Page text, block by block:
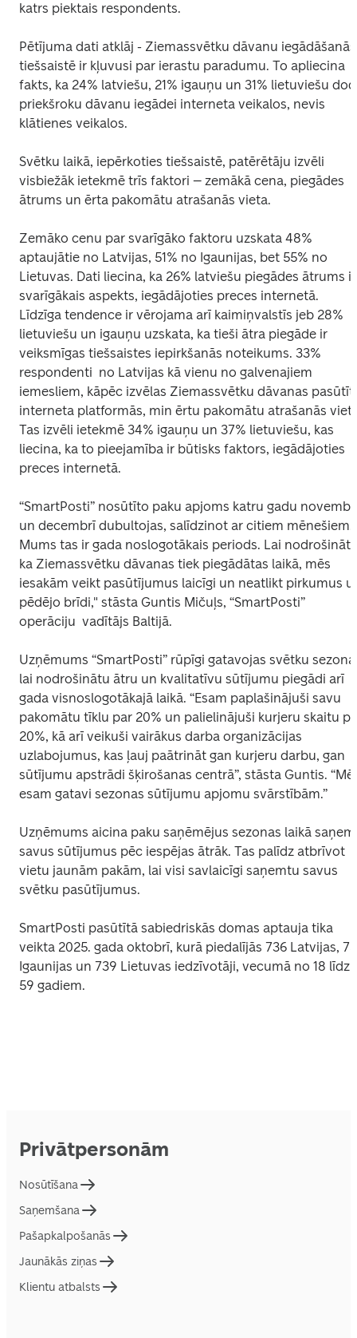
katrs piektais respondents.
Pētījuma dati atklāj - Ziemassvētku dāvanu iegādāšanās
tiešsaistē ir kļuvusi par ierastu paradumu. To apliecina
fakts, ka 24% latviešu, 21% igauņu un 31% lietuviešu dod
priekšroku dāvanu iegādei interneta veikalos, nevis
klātienes veikalos.
Svētku laikā, iepērkoties tiešsaistē, patērētāju izvēli
visbiežāk ietekmē trīs faktori – zemākā cena, piegādes
ātrums un ērta pakomātu atrašanās vieta.
Zemāko cenu par svarīgāko faktoru uzskata 48%
aptaujātie no Latvijas, 51% no Igaunijas, bet 55% no
Lietuvas. Dati liecina, ka 26% latviešu piegādes ātrums ir
svarīgākais aspekts, iegādājoties preces internetā.
Līdzīga tendence ir vērojama arī kaimiņvalstīs jeb 28%
lietuviešu un igauņu uzskata, ka tieši ātra piegāde ir
veiksmīgas tiešsaistes iepirkšanās noteikums. 33%
respondenti  no Latvijas kā vienu no galvenajiem
iemesliem, kāpēc izvēlas Ziemassvētku dāvanas pasūtīt
interneta platformās, min ērtu pakomātu atrašanās
Tas izvēli ietekmē 34% igauņu un 37% lietuviešu, kas
liecina, ka to pieejamība ir būtisks faktors, iegādājoties
preces internetā.
“SmartPosti” nosūtīto paku apjoms katru gadu
un decembrī dubultojas, salīdzinot ar citiem mēnešiem.
Mums tas ir gada noslogotākais periods. Lai
ka Ziemassvētku dāvanas tiek piegādātas laikā, mēs
iesakām veikt pasūtījumus laicīgi un neatlikt pirkumus
pēdējo brīdi," stāsta Guntis Mičuļs, “SmartPosti”
operāciju  vadītājs Baltijā.
Uzņēmums “SmartPosti” rūpīgi gatavojas svētku
lai nodrošinātu ātru un kvalitatīvu sūtījumu piegādi arī
gada visnoslogotākajā laikā. “Esam paplašinājuši savu
pakomātu tīklu par 20% un palielinājuši kurjeru skaitu
20%, kā arī veikuši vairākus darba organizācijas
uzlabojumus, kas ļauj paātrināt gan kurjeru darbu, gan
sūtījumu apstrādi šķirošanas centrā”, stāsta Guntis.
esam gatavi sezonas sūtījumu apjomu svārstībām.”
Uzņēmums aicina paku saņēmējus sezonas laikā
savus sūtījumus pēc iespējas ātrāk. Tas palīdz atbrīvot
vietu jaunām pakām, lai visi savlaicīgi saņemtu savus
svētku pasūtījumus.
SmartPosti pasūtītā sabiedriskās domas aptauja tika
veikta 2025. gada oktobrī, kurā piedalījās 736 Latvijas,
Igaunijas un 739 Lietuvas iedzīvotāji, vecumā no 18 līdz
59 gadiem.
Privātpersonām
Nosūtīšana
Saņemšana
Pašapkalpošanās
Jaunākās ziņas
Klientu atbalsts